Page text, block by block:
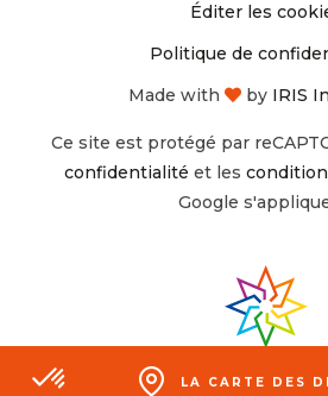
LA CARTE DES
Éditer les
Politique de
Made with
by IRIS
Ce site est protégé par
confidentialité et les
Google